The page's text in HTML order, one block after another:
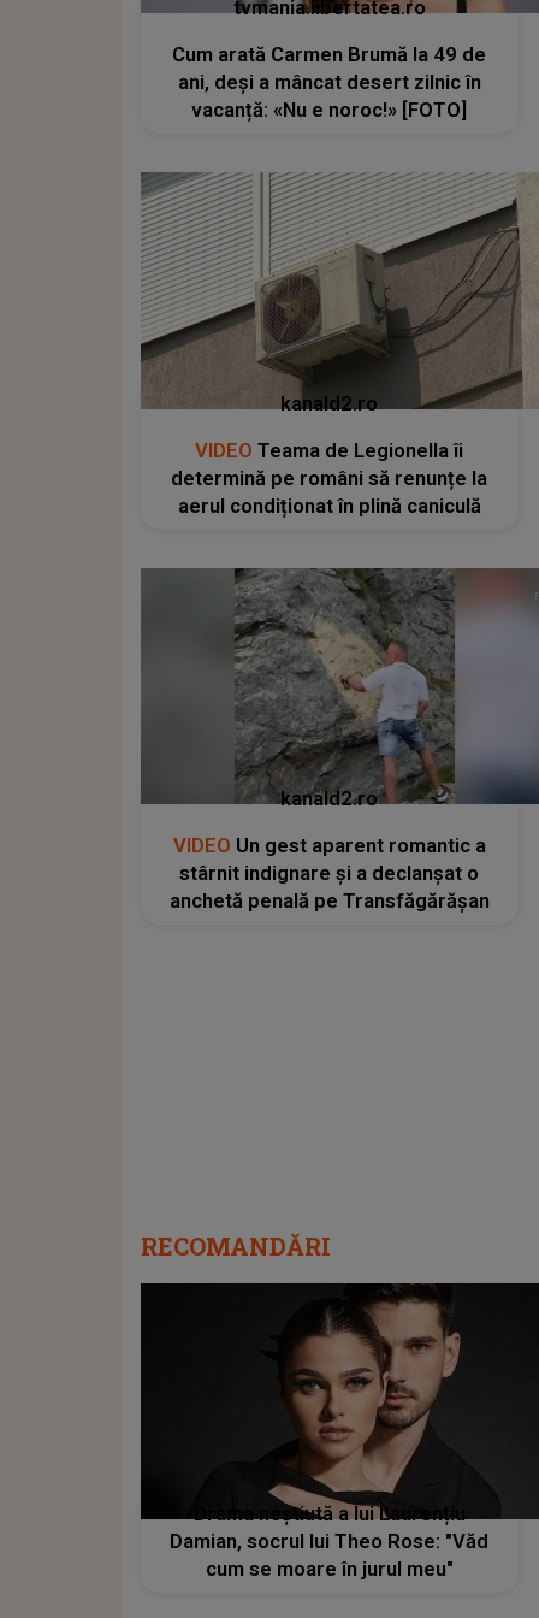
tvmania.libertatea.ro
Cum arată Carmen Brumă la 49 de
ani, deși a mâncat desert zilnic în
vacanță: «Nu e noroc!» [FOTO]
kanald2.ro
VIDEO Teama de Legionella îi
determină pe români să renunțe la
aerul condiționat în plină caniculă
kanald2.ro
VIDEO Un gest aparent romantic a
stârnit indignare și a declanșat o
anchetă penală pe Transfăgărășan
RECOMANDĂRI
Drama neștiută a lui Laurențiu
Damian, socrul lui Theo Rose: "Văd
cum se moare în jurul meu"